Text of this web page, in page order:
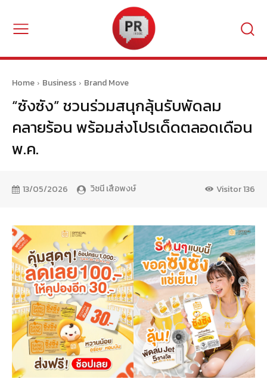
Home Business Brand Move
“ซังซัง” ชวนร่วมสนุกลุ้นรับพัดลม
คลายร้อน พร้อมส่งโปรเด็ดตลอดเดือน
พ.ค.
13/05/2026 วิชนี เสือพงษ์ Visitor136